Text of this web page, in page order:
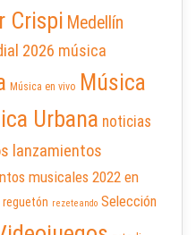
Crispi Medellín
2026 música
Música en vivo Música
Urbana noticias
lanzamientos
musicales 2022 en
reguetón rezeteando Selección